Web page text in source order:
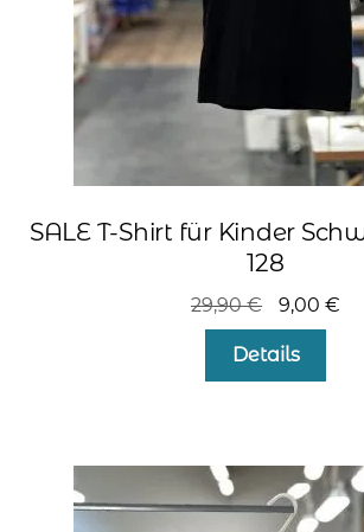
SALE T-Shirt für Kinder
128
29,90€
Preis
war:
29,90 €
9,00 €
Details